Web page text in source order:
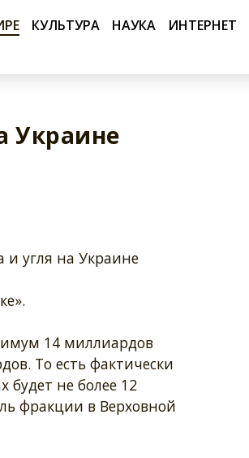
КУЛЬТУРА НАУКА ИНТЕРНЕТ
Украине
и угля на Украине
14 миллиардов
То есть фактически
будет не более 12
фракции в Верховной